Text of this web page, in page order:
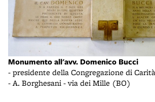
Monumento all'avv. Domenico Bucci
- presidente della Congregazione di
- A. Borghesani - via dei Mille (BO)